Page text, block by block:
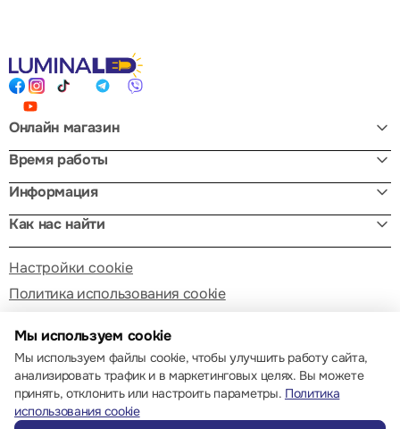
Онлайн магазин
Время работы
Информация
Как нас найти
Настройки cookie
Политика использования cookie
© 2013 – 2026 ECOM
Мы используем cookie
Мы используем файлы cookie, чтобы улучшить работу сайта,
анализировать трафик и в маркетинговых целях. Вы можете
принять, отклонить или настроить параметры. Политика
использования cookie